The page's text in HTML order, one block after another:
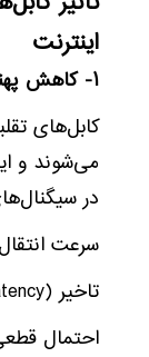
اینترنت
۱- کاهش پهنای باند و افزایش نویز
کابل‌های
می‌شوند و
در
سرعت
تاخیر (Latency) افزایش می‌یابد.
احتمال